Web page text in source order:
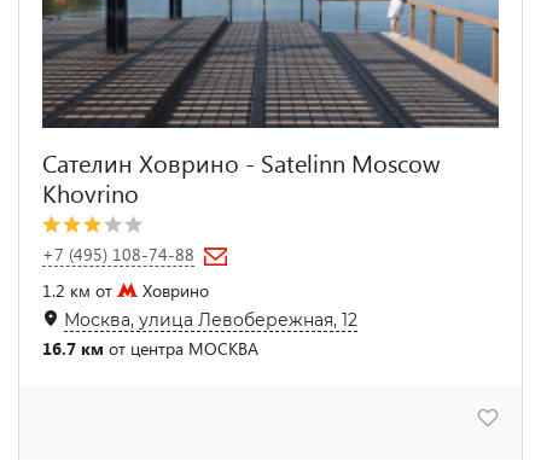
Сателин Ховрино - Satelinn Moscow
Khovrino
+7 (495) 108-74-88
1.2 км от
Ховрино
Москва, улица Левобережная, 12
16.7 км от центра МОСКВА